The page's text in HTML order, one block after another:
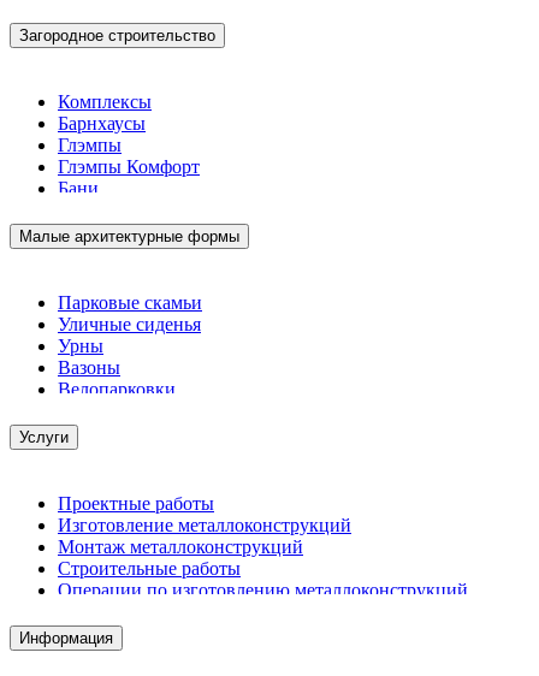
Загородное строительство
Комплексы
Барнхаусы
Глэмпы
Глэмпы Комфорт
Бани
Малые архитектурные формы
Парковые скамьи
Уличные сиденья
Урны
Вазоны
Велопарковки
Услуги
Проектные работы
Изготовление металлоконструкций
Монтаж металлоконструкций
Строительные работы
Операции по изготовлению металлоконструкций
Комплектация металлопроката
Изготовление винтовых свай
Информация